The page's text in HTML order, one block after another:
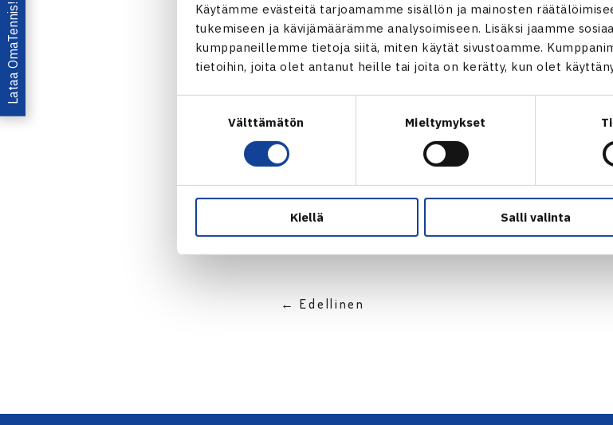
Käytämme evästeitä tarjoamamme sisällön ja mainosten
tukemiseen ja kävijämäärämme analysoimiseen. Lisäksi jaamme
kumppaneillemme tietoja siitä, miten käytät sivustoamme.
tietoihin, joita olet antanut heille tai joita on kerätty, kun olet
Välttämätön Mieltymykset
Kiellä Salli valinta
Jaa:
← Edellinen
Lataa OmaTennis!